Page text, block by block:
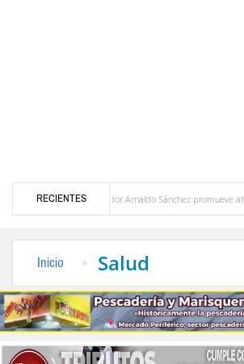
RECIENTES
Gobernador Arnaldo Sánchez promueve ahorro energético
Inicio Salud